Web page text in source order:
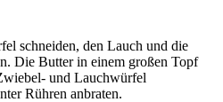
schneiden, den Lauch und die
Die Butter in einem großen Topf
und Lauchwürfel
Rühren anbraten.